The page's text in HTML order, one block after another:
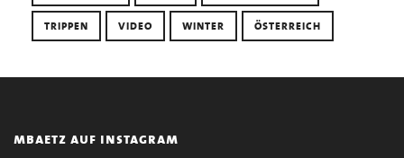
TRIPPEN VIDEO WINTER ÖSTERREICH
mbaetz auf instagram